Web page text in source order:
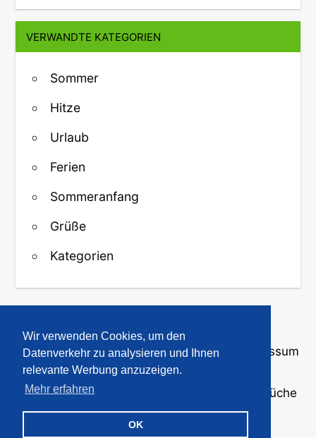
Wir verwenden Cookies, um den
Datenverkehr zu analysieren und Ihnen
relevante Werbung anzuzeigen.
Mehr erfahren
OK
VERWANDTE KATEGORIEN
Sommer
Hitze
Urlaub
Ferien
Sommeranfang
Grüße
Kategorien
↑ Zurück zum Anfang
Über uns·Kontakt·Datenschutz Impressum
© 2008-2026
· Bilder und Sprüche
für WhatsApp und Profile